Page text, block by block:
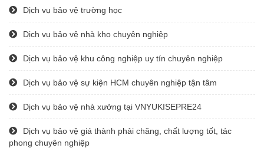
Dịch vụ bảo vệ trường học
Dịch vụ bảo vệ nhà kho chuyên nghiệp
Dịch vụ bảo vệ khu công nghiệp uy tín chuyên nghiệp
Dịch vụ bảo vệ sự kiện HCM chuyên nghiệp tận tâm
Dịch vụ bảo vệ nhà xưởng tại VNYUKISEPRE24
Dịch vụ bảo vệ giá thành phải chăng, chất lượng tốt, tác
phong chuyên nghiệp